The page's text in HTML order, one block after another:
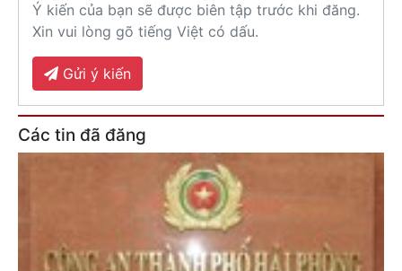
Ý kiến của bạn sẽ được biên tập trước khi đăng.
Xin vui lòng gõ tiếng Việt có dấu.
Gửi ý kiến
Các tin đã đăng